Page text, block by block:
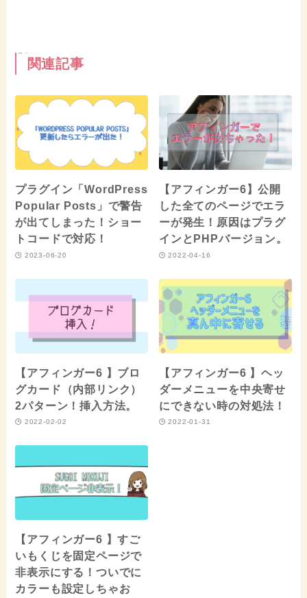
関連記事
プラグイン「WordPress
Popular Posts」で警告
が出てしまった！ショー
トコードで対応！
2023-06-20
【アフィンガー6】公開
した全てのページでエラ
ーが発生！原因はプラグ
インとPHPバージョン。
2022-04-16
【アフィンガー6 】ブロ
グカード（内部リンク）
2パターン！挿入方法。
2022-02-02
【アフィンガー6 】ヘッ
ダーメニューを中央寄せ
にできない時の対処法！
2022-01-31
【アフィンガー6 】すご
いもくじを固定ページで
非表示にする！ついでに
カラーも設定しちゃお